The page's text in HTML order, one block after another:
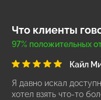
Что клиенты
97% положительных
Кайл
Я давно искал
хотел взять что-то